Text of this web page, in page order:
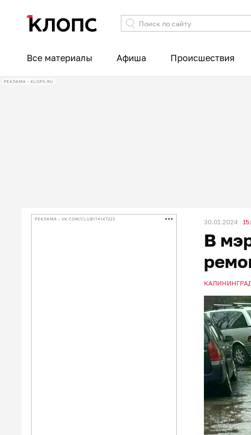
Все материалы Афиша Происшествия
РЕКЛАМА • KLOPS.RU
РЕКЛАМА • VK.COM/CLUB174147223 30.01.2024
В